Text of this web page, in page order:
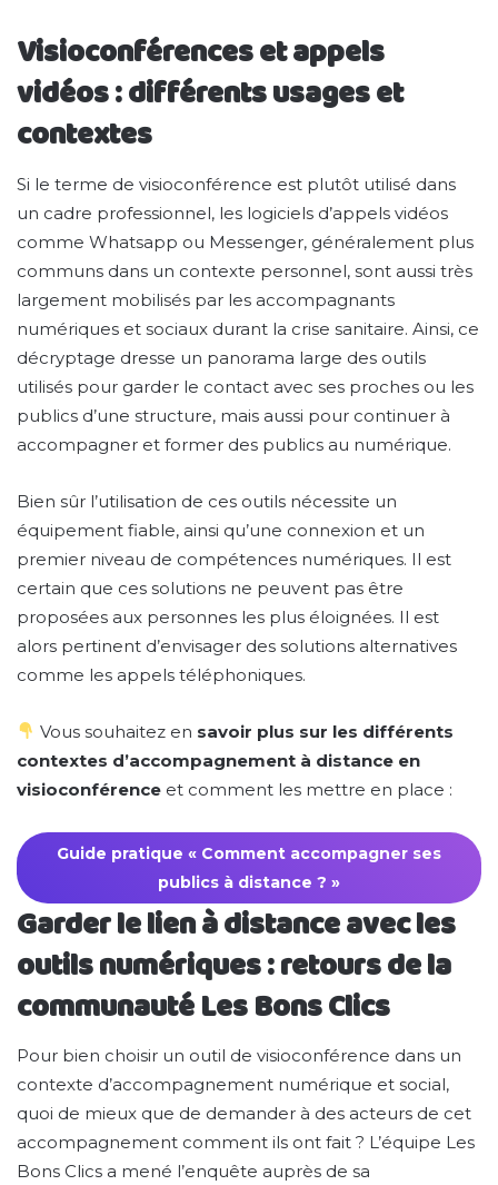
Visioconférences et appels
vidéos : différents usages et
contextes
Si le terme de visioconférence est plutôt utilisé dans
un cadre professionnel, les logiciels d’appels vidéos
comme Whatsapp ou Messenger, généralement plus
communs dans un contexte personnel, sont aussi très
largement mobilisés par les accompagnants
numériques et sociaux durant la crise sanitaire. Ainsi, ce
décryptage dresse un panorama large des outils
utilisés pour garder le contact avec ses proches ou les
publics d’une structure, mais aussi pour continuer à
accompagner et former des publics au numérique.
Bien sûr l’utilisation de ces outils nécessite un
équipement fiable, ainsi qu’une connexion et un
premier niveau de compétences numériques. Il est
certain que ces solutions ne peuvent pas être
proposées aux personnes les plus éloignées. Il est
alors pertinent d’envisager des solutions alternatives
comme les appels téléphoniques.
Vous souhaitez en savoir plus sur les différents
contextes d’accompagnement à distance en
visioconférence et comment les mettre en place :
Guide pratique « Comment accompagner ses
publics à distance ? »
Garder le lien à distance avec les
outils numériques : retours de la
communauté Les Bons Clics
Pour bien choisir un outil de visioconférence dans un
contexte d’accompagnement numérique et social,
quoi de mieux que de demander à des acteurs de cet
accompagnement comment ils ont fait ? L’équipe Les
Bons Clics a mené l’enquête auprès de sa